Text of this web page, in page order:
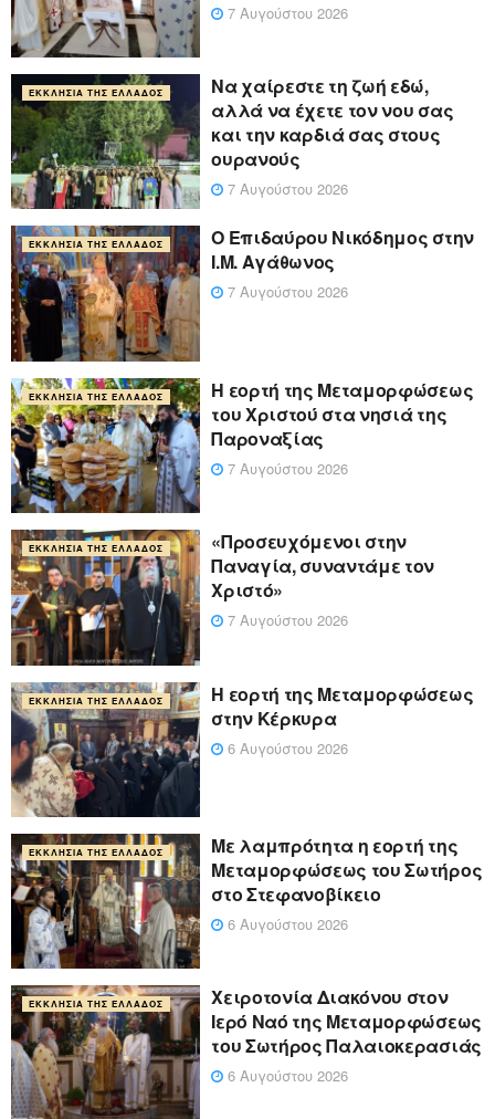
7 Αυγούστου 2026
ΕΚΚΛΗΣΊΑ ΤΗΣ ΕΛΛΆΔΟΣ
Να χαίρεστε τη ζωή εδώ,
αλλά να έχετε τον νου σας
και την καρδιά σας στους
ουρανούς
7 Αυγούστου 2026
ΕΚΚΛΗΣΊΑ ΤΗΣ ΕΛΛΆΔΟΣ
Ο Επιδαύρου Νικόδημος στην
Ι.Μ. Αγάθωνος
7 Αυγούστου 2026
ΕΚΚΛΗΣΊΑ ΤΗΣ ΕΛΛΆΔΟΣ
Η εορτή της Μεταμορφώσεως
του Χριστού στα νησιά της
Παροναξίας
7 Αυγούστου 2026
ΕΚΚΛΗΣΊΑ ΤΗΣ ΕΛΛΆΔΟΣ
«Προσευχόμενοι στην
Παναγία, συναντάμε τον
Χριστό»
7 Αυγούστου 2026
ΕΚΚΛΗΣΊΑ ΤΗΣ ΕΛΛΆΔΟΣ
Η εορτή της Μεταμορφώσεως
στην Κέρκυρα
6 Αυγούστου 2026
ΕΚΚΛΗΣΊΑ ΤΗΣ ΕΛΛΆΔΟΣ
Με λαμπρότητα η εορτή της
Μεταμορφώσεως του Σωτήρος
στο Στεφανοβίκειο
6 Αυγούστου 2026
ΕΚΚΛΗΣΊΑ ΤΗΣ ΕΛΛΆΔΟΣ
Χειροτονία Διακόνου στον
Ιερό Ναό της Μεταμορφώσεως
του Σωτήρος Παλαιοκερασιάς
6 Αυγούστου 2026